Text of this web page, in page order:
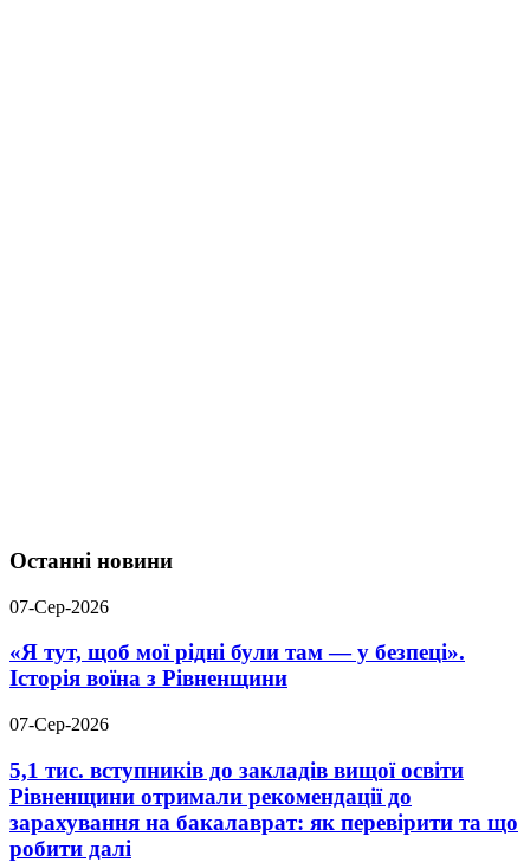
Останні новини
07-Сер-2026
«Я тут, щоб мої рідні були там — у безпеці».
Історія воїна з Рівненщини
07-Сер-2026
5,1 тис. вступників до закладів вищої освіти
Рівненщини отримали рекомендації до
зарахування на бакалаврат: як перевірити та що
робити далі